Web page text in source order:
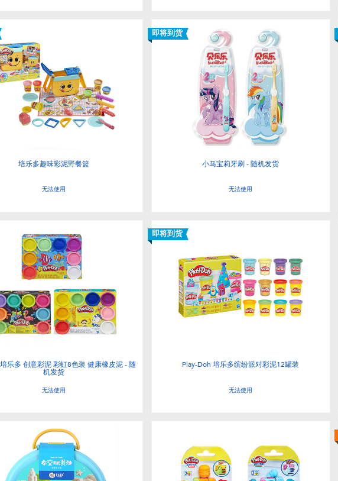
培乐多趣味彩泥野餐篮
无法使用
即将到货
小马宝莉牙刷 - 随机发货
无法使用
乐多 创意彩泥 彩虹8色装 健康橡皮泥 - 随
机发货
无法使用
即将到货
Play-Doh 培乐多缤纷派对彩泥12罐装
无法使用